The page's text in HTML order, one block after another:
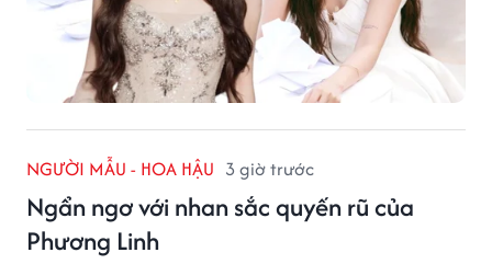
NGƯỜI MẪU - HOA HẬU 3 giờ trước
Ngẩn ngơ với nhan sắc quyến rũ của
Phương Linh